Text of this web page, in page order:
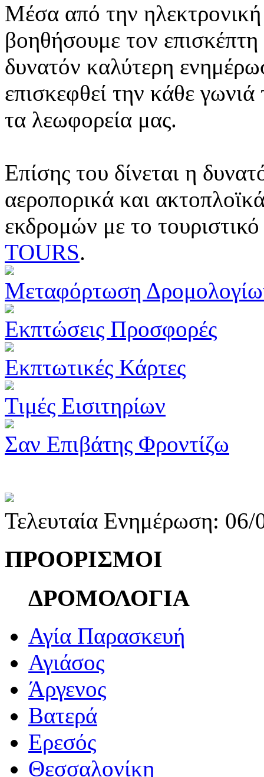
Μέσα από την ηλεκτρονική
βοηθήσουμε τον
δυνατόν καλύτερη
επισκεφθεί την κάθε
τα λεωφορεία μας.
Επίσης του δίνεται η
αεροπορικά και
εκδρομών με το
TOURS.
Μεταφόρτωση
Εκπτώσεις Προσφορές
Εκπτωτικές Κάρτες
Τιμές Εισιτηρίων
Σαν Επιβάτης Φροντίζω
Τελευταία Ενημέρωση:
ΠΡΟΟΡΙΣΜΟΙ
ΔΡΟΜΟΛΟΓΙΑ
Αγία Παρασκευή
Αγιάσος
Άργενος
Βατερά
Ερεσός
Θεσσαλονίκη